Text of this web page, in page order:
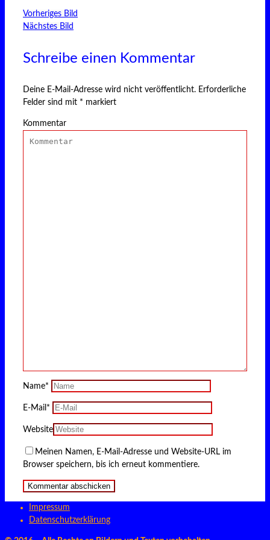
Vorheriges Bild
Nächstes Bild
Schreibe einen Kommentar
Deine E-Mail-Adresse wird nicht veröffentlicht. Erforderliche
Felder sind mit * markiert
Kommentar
Name*
E-Mail *
Website
Meinen Namen, E-Mail-Adresse und Website-URL im
Browser speichern, bis ich erneut kommentiere.
Impressum
Datenschutzerklärung